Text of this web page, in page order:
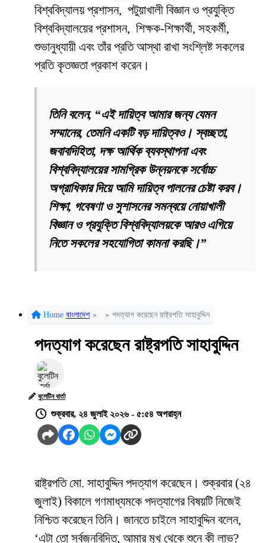
বিশ্ববিদ্যালয় প্রশাসন, পটুয়াখালী বিজ্ঞান ও প্রযুক্তি
বিশ্ববিদ্যালয়ের প্রশাসন, শিক্ষক-শিক্ষার্থী, সহকর্মী,
শুভানুধ্যায়ী এবং তাঁর প্রতি আস্থা রাখা সংশ্লিষ্ট সকলের
প্রতি কৃতজ্ঞতা প্রকাশ করেন।
তিনি বলেন, “এই দায়িত্ব আমার জন্য যেমন
সম্মানের, তেমনি একটি বড় দায়িত্বও। স্বচ্ছতা,
জবাবদিহিতা, দক্ষ আর্থিক ব্যবস্থাপনা এবং
বিশ্ববিদ্যালয়ের সামগ্রিক উন্নয়নকে সর্বোচ্চ
অগ্রাধিকার দিয়ে আমি দায়িত্ব পালনের চেষ্টা করব।
শিক্ষা, গবেষণা ও সুশাসনের সমন্বয়ে নোয়াখালী
বিজ্ঞান ও প্রযুক্তি বিশ্ববিদ্যালয়কে আরও এগিয়ে
নিতে সকলের সহযোগিতা কামনা করছি।”
Home বাংলাদেশ » » পদত্যাগ করেছেন রাষ্ট্রপতি সাহাবুদ্দিন
পদত্যাগ করেছেন রাষ্ট্রপতি সাহাবুদ্দিন
বুলেটিন বার্তা
শুক্রবার, ২৪ জুলাই ২০২৬ - ৫:৫৪ অপরাহ্ন
রাষ্ট্রপতি মো. সাহাবুদ্দিন পদত্যাগ করেছেন। শুক্রবার (২৪
জুলাই) বিকালে গণমাধ্যমকে পদত্যাগের বিষয়টি নিজেই
নিশ্চিত করেছেন তিনি। জানতে চাইলে সাহাবুদ্দিন বলেন,
‘এটা তো সর্বজনবিদিত, আমার মুখ থেকে শুনে কী লাভ?